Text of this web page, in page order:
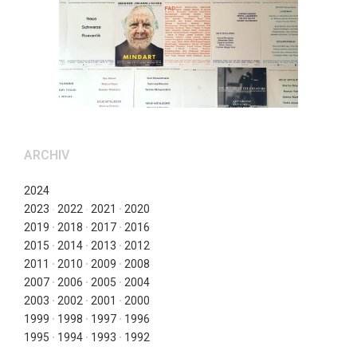
ARCHIV
2024
2023 ∙ 2022 ∙ 2021 ∙ 2020
2019 ∙ 2018 ∙ 2017 ∙ 2016
2015 ∙ 2014 ∙ 2013 ∙ 2012
2011 ∙ 2010 ∙ 2009 ∙ 2008
2007 ∙ 2006 ∙ 2005 ∙ 2004
2003 ∙ 2002 ∙ 2001 ∙ 2000
1999 ∙ 1998 ∙ 1997 ∙ 1996
1995 ∙ 1994 ∙ 1993 ∙ 1992